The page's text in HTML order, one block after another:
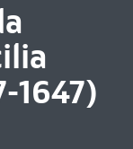
1647)